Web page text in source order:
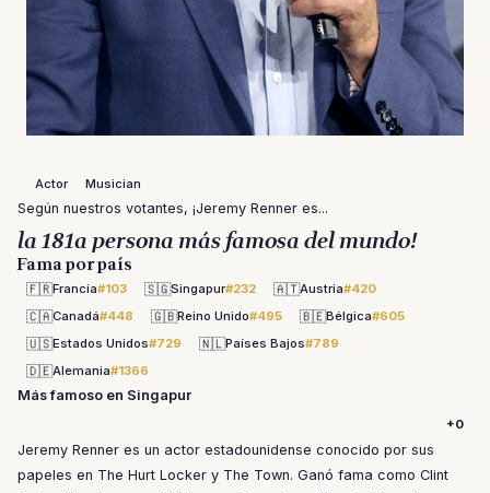
Actor Musician
Según nuestros votantes, ¡Jeremy Renner es...
la 181a persona más famosa del mundo!
Fama por país
🇫🇷Francia#103 🇸🇬Singapur#232 🇦🇹Austria#420
🇨🇦Canadá#448 🇬🇧Reino Unido#495 🇧🇪Bélgica#605
🇺🇸Estados Unidos#729 🇳🇱Países Bajos#789
🇩🇪Alemania#1366
Más famoso en Singapur
+0
Jeremy Renner es un actor estadounidense conocido por sus
papeles en The Hurt Locker y The Town. Ganó fama como Clint